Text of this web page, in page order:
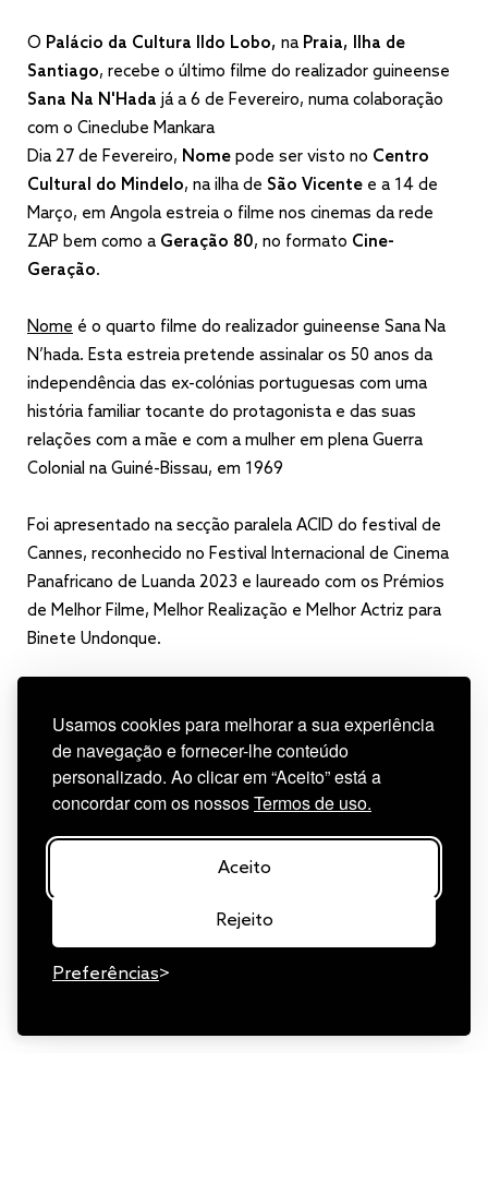
Usamos cookies para melhorar a sua experiência
de navegação e fornecer-lhe conteúdo
personalizado. Ao clicar em “Aceito” está a
concordar com os nossosTermos de uso.
Aceito
Rejeito
Preferências
O Palácio da Cultura Ildo Lobo, na Praia, Ilha de
Santiago, recebe o último filme do realizador guineense
Sana Na N'Hada já a 6 de Fevereiro, numa colaboração
com o Cineclube Mankara
Dia 27 de Fevereiro, Nome pode ser visto no Centro
Cultural do Mindelo, na ilha de São Vicente e a 14 de
Março, em Angola estreia o filme nos cinemas da rede
ZAP bem como a Geração 80, no formato Cine-
Geração.
Nome é o quarto filme do realizador guineense Sana Na
N’hada. Esta estreia pretende assinalar os 50 anos da
independência das ex-colónias portuguesas com uma
história familiar tocante do protagonista e das suas
relações com a mãe e com a mulher em plena Guerra
Colonial na Guiné-Bissau, em 1969
Foi apresentado na secção paralela ACID do festival de
Cannes, reconhecido no Festival Internacional de Cinema
Panafricano de Luanda 2023 e laureado com os Prémios
de Melhor Filme, Melhor Realização e Melhor Actriz para
Binete Undonque.
a Lx Filmes (Portugal), a Spectre Productions (França), a
Geba Films (Guinea-Bissau), a Geração 80 (Angola) e a
The Dark (França).